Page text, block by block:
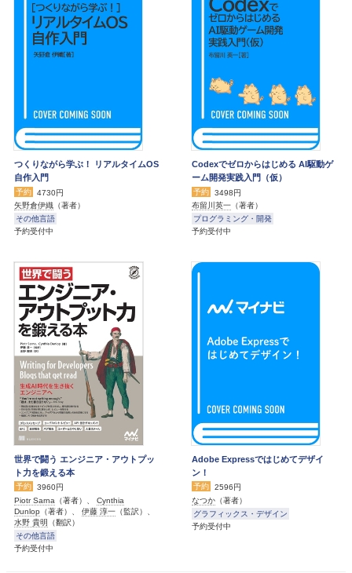
つくりながら学ぶ！ リアルタイムOS
自作入門
予約
4730円
矢野倉伊織 （著者）
その他言語
予約受付中
Codexでゼロからはじめる AI駆動ゲ
ーム開発実践入門（仮）
予約
3498円
布留川英一 （著者）
プログラミング・開発
予約受付中
世界で闘う エンジニア・アウトプッ
ト力を鍛える本
予約
3960円
Piotr Sarna （著者）、 Cynthia
Dunlop （著者）、 伊藤 淳一 （監訳）、
水野 貴明 （翻訳）
その他言語
予約受付中
Adobe Expressではじめてデザイ
ン！
予約
2596円
なつか （著者）
グラフィックス・デザイン
予約受付中